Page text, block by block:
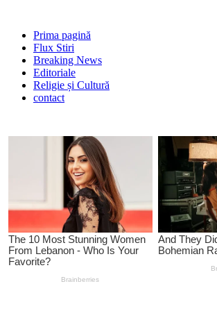
Prima pagină
Flux Stiri
Breaking News
Editoriale
Religie și Cultură
contact